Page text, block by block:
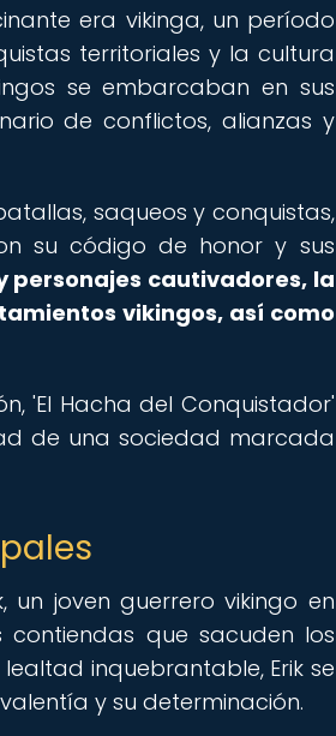
era vikinga, un período
territoriales y la cultura
se embarcaban en sus
de conflictos, alianzas y
saqueos y conquistas,
su código de honor y sus
personajes cautivadores, la
vikingos, así como
'El Hacha del Conquistador'
de una sociedad marcada
joven guerrero vikingo en
que sacuden los
inquebrantable, Erik se
y su determinación.